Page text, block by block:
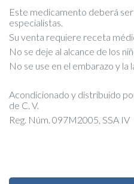
Este medicamento deberá
especialistas.
Su venta requiere receta
No se deje al alcance de los
No se use en el embarazo y la
Acondicionado y distribuido
de C. V.
Reg. Núm. 097M2005, SSA IV